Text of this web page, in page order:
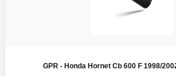
GPR - Honda Hornet Cb 600 F 1998/